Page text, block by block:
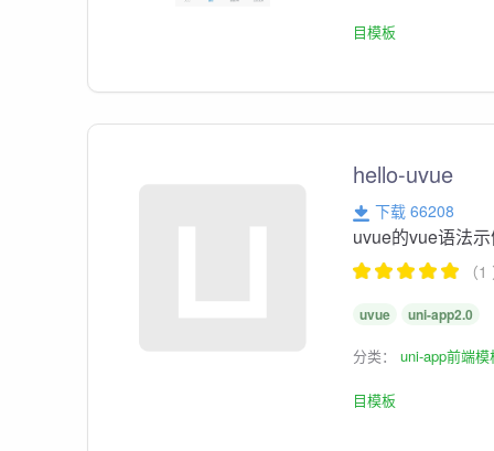
目模板
hello-uvue
下载 66208
uvue的vue语法
（
uvue uni-app2.0
分类：uni-app前端模
目模板